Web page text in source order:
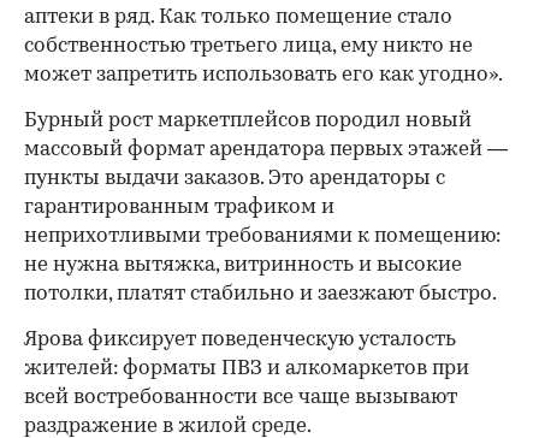
аптеки в ряд. Как только помещение стало
собственностью третьего лица, ему никто не
может запретить использовать его как угодно».
Бурный рост маркетплейсов породил новый
массовый формат арендатора первых этажей —
пункты выдачи заказов. Это арендаторы с
гарантированным трафиком и
неприхотливыми требованиями к помещению:
не нужна вытяжка, витринность и высокие
потолки, платят стабильно и заезжают быстро.
Ярова фиксирует поведенческую усталость
жителей: форматы ПВЗ и алкомаркетов при
всей востребованности все чаще вызывают
раздражение в жилой среде.